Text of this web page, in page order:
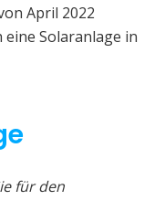
April 2022
eine Solaranlage in
für den